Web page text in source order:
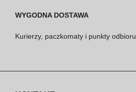
WYGODNA DOSTAWA
Kurierzy, paczkomaty i punkty odbioru